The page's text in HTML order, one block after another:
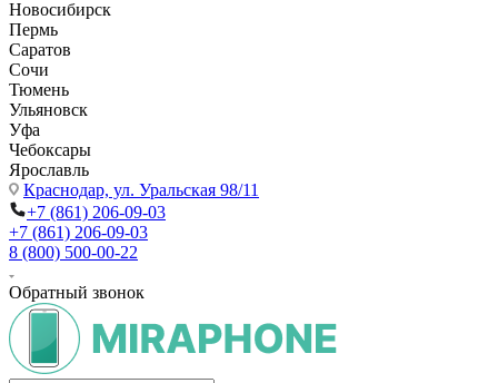
Новосибирск
Пермь
Саратов
Сочи
Тюмень
Ульяновск
Уфа
Чебоксары
Ярославль
Краснодар, ул. Уральская 98/11
+7 (861) 206-09-03
+7 (861) 206-09-03
8 (800) 500-00-22
Обратный звонок